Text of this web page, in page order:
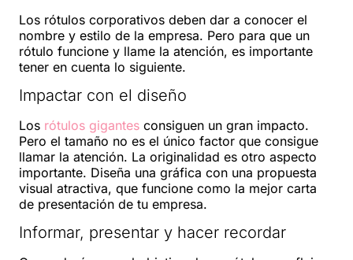
Los rótulos corporativos deben dar a conocer el
nombre y estilo de la empresa. Pero para que un
rótulo funcione y llame la atención, es importante
tener en cuenta lo siguiente.
Impactar con el diseño
Los rótulos gigantes consiguen un gran impacto.
Pero el tamaño no es el único factor que consigue
llamar la atención. La originalidad es otro aspecto
importante. Diseña una gráfica con una propuesta
visual atractiva, que funcione como la mejor carta
de presentación de tu empresa.
Informar, presentar y hacer recordar